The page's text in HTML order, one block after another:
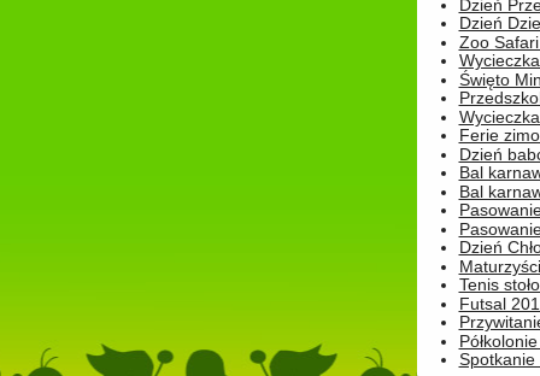
Dzień
Dzień
Zoo
Święto
Ferie
Dzień
Bal
Bal
Dzień
Tenis
Futsal